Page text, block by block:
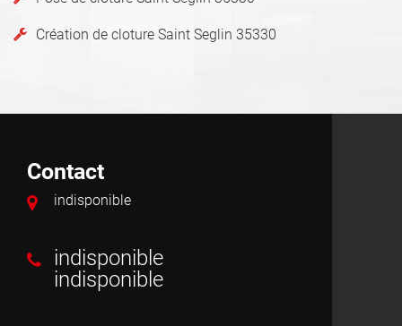
Création de cloture Saint Seglin 35330
Contact
indisponible
indisponible
indisponible